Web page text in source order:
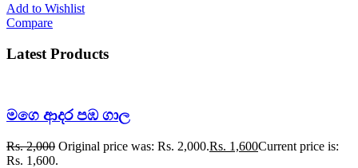
Add to Wishlist
Compare
Latest Products
මගෙ ආදර පඹ ගාල
Rs.2,000 Original price was: Rs. 2,000.Rs. 1,600Current price is:
Rs. 1,600.